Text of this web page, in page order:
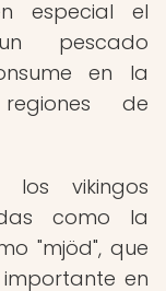
especial el
pescado
en la
de
los vikingos
como la
"mjöd", que
en